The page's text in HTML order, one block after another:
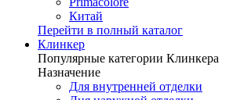
Китай
Перейти в полный каталог
Клинкер
Популярные категории Клинкера
Назначение
Для внутренней отделки